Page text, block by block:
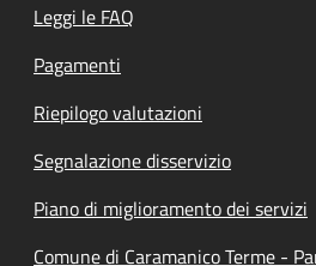
Leggi le FAQ
Pagamenti
Riepilogo valutazioni
Segnalazione disservizio
Piano di miglioramento dei servizi
Comune di Caramanico Terme -